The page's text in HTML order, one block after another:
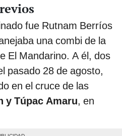
fue Rutnam Berríos
una combi de la
El Mandarino. A él, dos
pasado 28 de agosto,
en el cruce de las
y Túpac Amaru, en